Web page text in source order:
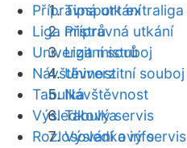
Tipsport extraliga
Přípravná utkání
Liga mistrů
Univerzitní souboj
Návštěvnost
Tabulka
Výsledkový servis
Přípravná utkání
Liga mistrů
Univerzitní souboj
Návštěvnost
Tabulka
Výsledkový servis
Rozlosování a info